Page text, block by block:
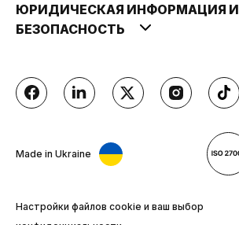
ЮРИДИЧЕСКАЯ ИНФОРМАЦИЯ И
БЕЗОПАСНОСТЬ
Made in Ukraine
Настройки файлов cookie и ваш выбор